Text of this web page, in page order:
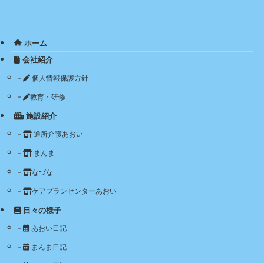
ホーム
会社紹介
個人情報保護方針
教育・研修
施設紹介
通所介護あおい
まんま
なづな
ケアプランセンターあおい
日々の様子
あおい日記
まんま日記